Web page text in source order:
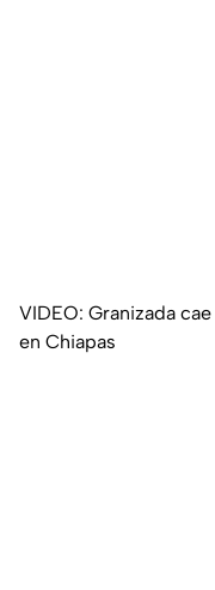
VIDEO: Granizada
en Chiapas